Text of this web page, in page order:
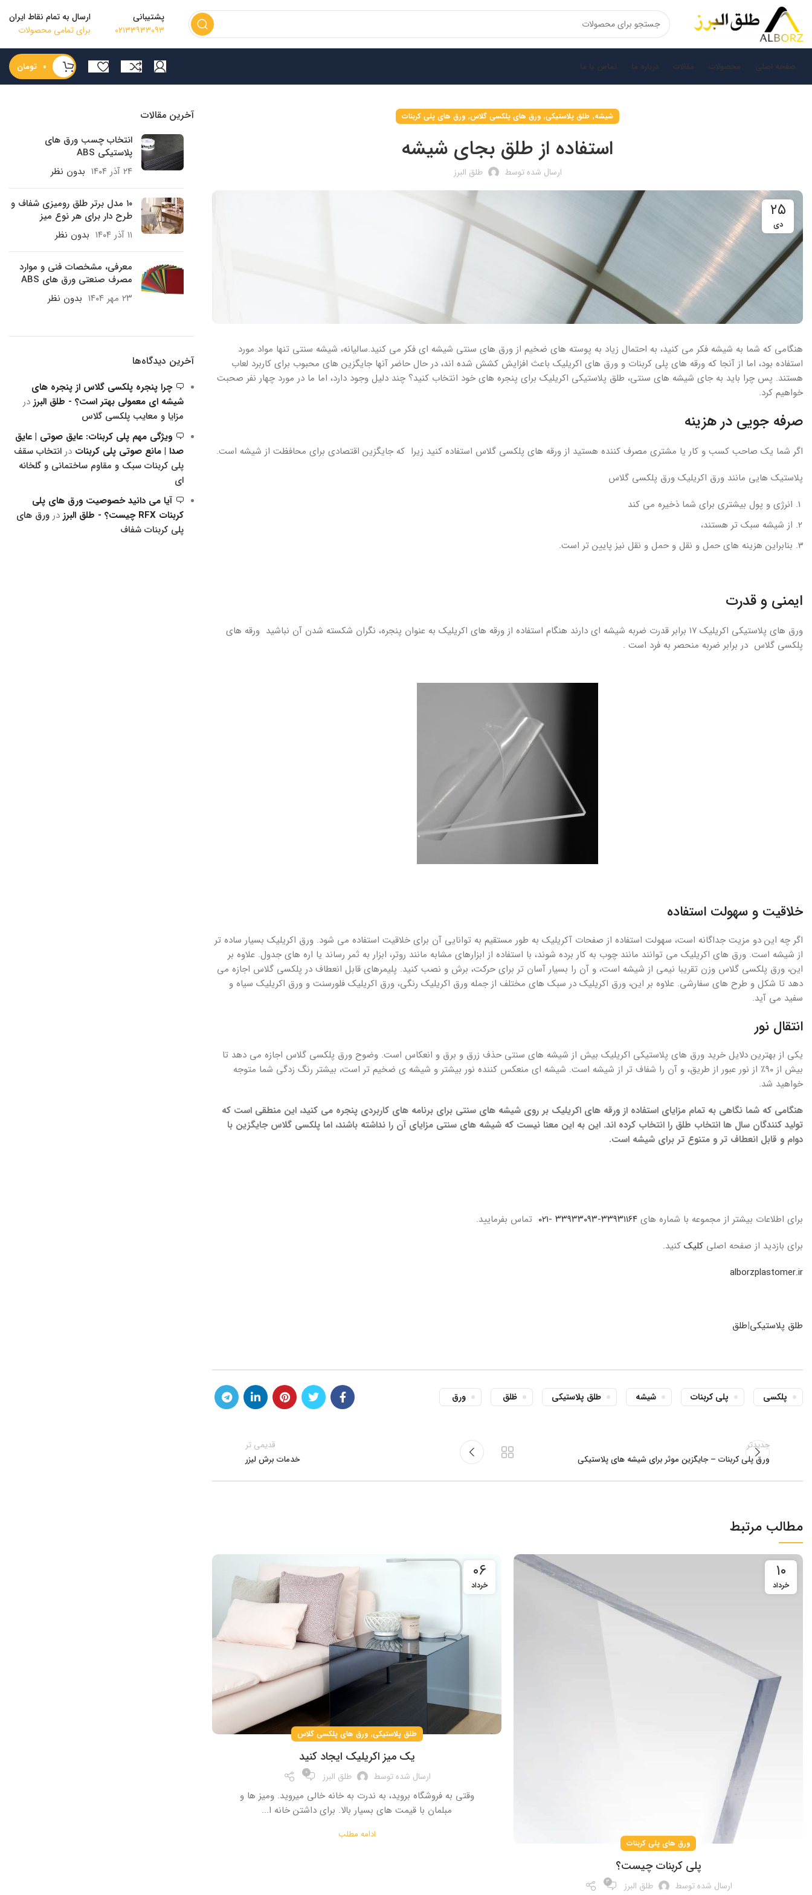
پشتیبانی
۰۲۱۳۳۹۳۳۰۹۳
ارسال به تمام نقاط ایران
برای تمامی محصولات
صفحه اصلی محصولات مقالات درباره ما تماس با ما ۰ تومان
شیشه, طلق پلاستیکی, ورق های پلکسی گلاس, ورق های پلی کربنات
استفاده از طلق بجای شیشه
ارسال شده توسط طلق البرز
۲۵
دی
هنگامی که شما به شیشه فکر می کنید، به احتمال زیاد به پوسته های ضخیم از ورق های سنتی شیشه ای فکر می کنید.سالیانه، شیشه سنتی تنها مواد مورد
استفاده بود، اما از آنجا که ورقه های پلی کربنات و ورق های اکریلیک باعث افزایش کشش شده اند، در حال حاضر آنها جایگزین های محبوب برای کاربرد لعاب
هستند. پس چرا باید به جای شیشه های سنتی، طلق پلاستیکی اکریلیک برای پنجره های خود انتخاب کنید؟ چند دلیل وجود دارد، اما ما در مورد چهار نفر صحبت
خواهیم کرد.
صرفه جویی در هزینه
اگر شما یک صاحب کسب و کار یا مشتری مصرف کننده هستید از ورقه های پلکسی گلاس استفاده کنید زیرا که جایگزین اقتصادی برای محافظت از شیشه است.
پلاستیک هایی مانند ورق اکریلیک ورق پلکسی گلاس
انرژی و پول بیشتری برای شما ذخیره می کند
از شیشه سبک تر هستند،
بنابراین هزینه های حمل و نقل و حمل و نقل نیز پایین تر است.
ایمنی و قدرت
ورق های پلاستیکی اکریلیک ۱۷ برابر قدرت ضربه شیشه ای دارند هنگام استفاده از ورقه های اکریلیک به عنوان پنجره، نگران شکسته شدن آن نباشید ورقه های
پلکسی گلاس در برابر ضربه منحصر به فرد است .
خلاقیت و سهولت استفاده
اگر چه این دو مزیت جداگانه است، سهولت استفاده از صفحات آکریلیک به طور مستقیم به توانایی آن برای خلاقیت استفاده می شود. ورق اکریلیک بسیار ساده تر
از شیشه است. ورق های اکریلیک می توانند مانند چوب به کار برده شوند، با استفاده از ابزارهای مشابه مانند روتر، ابزار به ثمر رساند یا اره های جدول. علاوه بر
این، ورق پلکسی گلاس وزن تقریبا نیمی از شیشه است، و آن را بسیار آسان تر برای حرکت، برش و نصب کنید. پلیمرهای قابل انعطاف در پلکسی گلاس اجازه می
دهد تا شکل و طرح های سفارشی. علاوه بر این، ورق اکریلیک در سبک های مختلف از جمله ورق اکریلیک رنگی، ورق اکریلیک فلورسنت و ورق اکریلیک سیاه و
سفید می آید.
انتقال نور
یکی از بهترین دلایل خرید ورق های پلاستیکی اکریلیک بیش از شیشه های سنتی حذف زرق و برق و انعکاس است. وضوح ورق پلکسی گلاس اجازه می دهد تا
بیش از ۹۰٪ از نور عبور از طریق، و آن را شفاف تر از شیشه است. شیشه ای منعکس کننده نور بیشتر و شیشه ی ضخیم تر است، بیشتر رنگ زدگی شما متوجه
خواهید شد.
هنگامی که شما نگاهی به تمام مزایای استفاده از ورقه های اکریلیک بر روی شیشه های سنتی برای برنامه های کاربردی پنجره می کنید، این منطقی است که
تولید کنندگان سال ها انتخاب طلق را انتخاب کرده اند. این به این معنا نیست که شیشه های سنتی مزایای آن را نداشته باشند، اما پلکسی گلاس جایگزین با
دوام و قابل انعطاف تر و متنوع تر برای شیشه است.
برای اطلاعات بیشتر از مجموعه با شماره های ۳۳۹۳۱۱۶۴-۳۳۹۳۳۰۹۳ -۰۲۱
تماس بفرمایید.
برای بازدید از صفحه اصلی کلیک کنید.
alborzplastomer.ir
طلق پلاستیکی|طلق
پلکسی پلی کربنات شیشه طلق پلاستیکی ظلق ورق
جدیدتر
ورق پلی کربنات – جایگزین موثر برای شیشه های پلاستیکی
قدیمی تر
خدمات برش لیزر
مطالب مرتبط
۱۰
خرداد
ورق های پلی کربنات
پلی کربنات چیست؟
ارسال شده توسط طلق البرز ۳
۰۶
خرداد
طلق پلاستیکی,ورق های پلکسی گلاس
یک میز اکریلیک ایجاد کنید
ارسال شده توسط طلق البرز ۰
وقتی به فروشگاه بروید، به ندرت به خانه خالی میروید. ومیز ها و
مبلمان با قیمت های بسیار بالا. برای داشتن خانه ا...
ادامه مطلب
آخرین مقالات
انتخاب چسب ورق های
پلاستیکی ABS
۲۴ آذر ۱۴۰۴
بدون نظر
۱۰ مدل برتر طلق رومیزی شفاف و
طرح دار برای هر نوع میز
۱۱ آذر ۱۴۰۴
بدون نظر
معرفی، مشخصات فنی و موارد
مصرف صنعتی ورق های ABS
۲۳ مهر ۱۴۰۴
بدون نظر
آخرین دیدگاه‌ها
چرا پنجره پلکسی گلاس از پنجره های
شیشه ای معمولی بهتر است؟ - طلق البرز در
مزایا و معایب پلکسی گلاس
ویژگی مهم پلی کربنات: عایق صوتی | عایق
صدا | مانع صوتی پلی کربنات در انتخاب سقف
پلی کربنات سبک و مقاوم ساختمانی و گلخانه
ای
آیا می دانید خصوصیت ورق های پلی
کربنات RFX چیست؟ - طلق البرز
در ورق های
پلی کربنات شفاف